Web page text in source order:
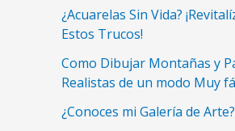
¿Acuarelas Sin Vida?
Estos Trucos!
Como Dibujar Montañas y
Realistas de un modo Muy
¿Conoces mi Galería de Arte?